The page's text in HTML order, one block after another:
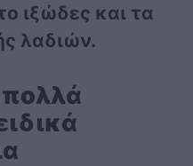
ιξώδες και τα
λαδιών.